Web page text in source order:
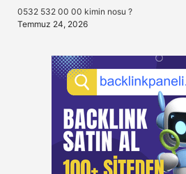
0532 532 00 00 kimin nosu ?
Temmuz 24, 2026